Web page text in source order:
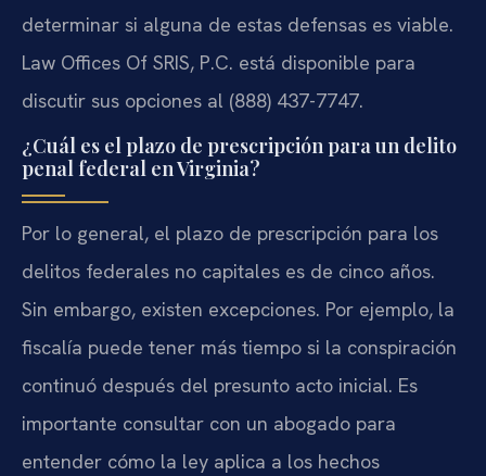
determinar si alguna de estas defensas es viable.
Law Offices Of SRIS, P.C. está disponible para
discutir sus opciones al (888) 437-7747.
¿Cuál es el plazo de prescripción para un delito
penal federal en Virginia?
Por lo general, el plazo de prescripción para los
delitos federales no capitales es de cinco años.
Sin embargo, existen excepciones. Por ejemplo, la
fiscalía puede tener más tiempo si la conspiración
continuó después del presunto acto inicial. Es
importante consultar con un abogado para
entender cómo la ley aplica a los hechos